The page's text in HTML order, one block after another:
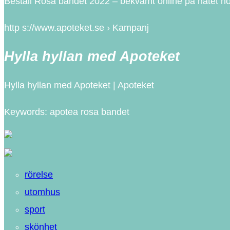
http s://www.apoteket.se › Kampanj
Hylla hyllan med Apoteket
Hylla hyllan med Apoteket | Apoteket
Keywords: apotea rosa bandet
rörelse
utomhus
sport
skönhet